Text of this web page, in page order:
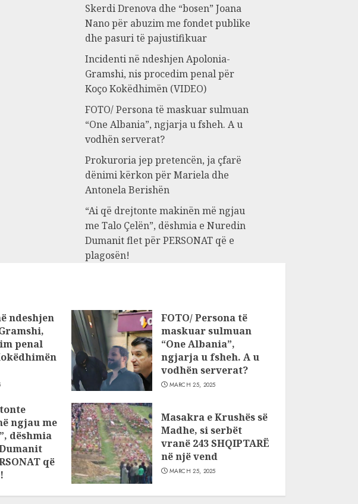
Skerdi Drenova dhe “bosen” Joana
Nano për abuzim me fondet publike
dhe pasuri të pajustifikuar
Incidenti në ndeshjen Apolonia-
Gramshi, nis procedim penal për
Koço Kokëdhimën (VIDEO)
FOTO/ Persona të maskuar sulmuan
“One Albania”, ngjarja u fsheh. A u
vodhën serverat?
Prokuroria jep pretencën, ja çfarë
dënimi kërkon për Mariela dhe
Antonela Berishën
“Ai që drejtonte makinën më ngjau
me Talo Çelën”, dëshmia e Nuredin
Dumanit flet për PERSONAT që e
plagosën!
ndeshjen
penal
FOTO/ Persona të
maskuar sulmuan
“One Albania”,
ngjarja u fsheh. A u
vodhën serverat?
MARCH 25, 2025
ngjau me
dëshmia
që
Masakra e Krushës së
Madhe, si serbët
vranë 243 SHQIPTARË
në një vend
MARCH 25, 2025